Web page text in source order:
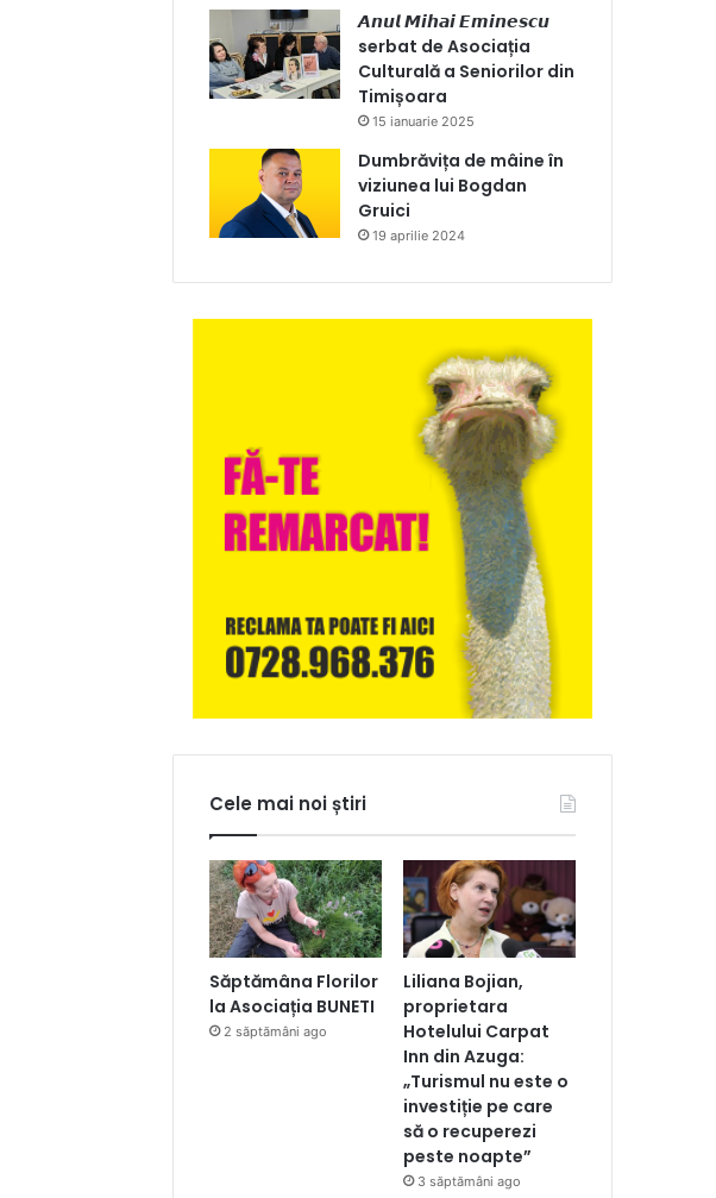
𝘼𝙣𝙪𝙡 𝙈𝙞𝙝𝙖𝙞 𝙀𝙢𝙞𝙣𝙚𝙨𝙘𝙪
serbat de Asociația
Culturală a Seniorilor din
Timișoara
15 ianuarie 2025
Dumbrăvița de mâine în
viziunea lui Bogdan
Gruici
19 aprilie 2024
Cele mai noi știri
Săptămâna Florilor
la Asociația BUNETI
2 săptămâni ago
Liliana Bojian,
proprietara
Hotelului Carpat
Inn din Azuga:
„Turismul nu este o
investiție pe care
să o recuperezi
peste noapte”
3 săptămâni ago